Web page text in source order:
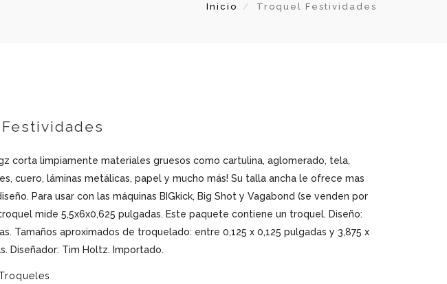
Inicio Troquel Festividades
corta limpiamente materiales gruesos como cartulina, aglomerado, tela,
cuero, láminas metálicas, papel y mucho más! Su talla ancha le ofrece mas
Para usar con las máquinas BIGkick, Big Shot y Vagabond (se venden por
mide 5,5x6x0,625 pulgadas. Este paquete contiene un troquel. Diseño:
Tamaños aproximados de troquelado: entre 0,125 x 0,125 pulgadas y 3,875 x
Diseñador: Tim Holtz. Importado.